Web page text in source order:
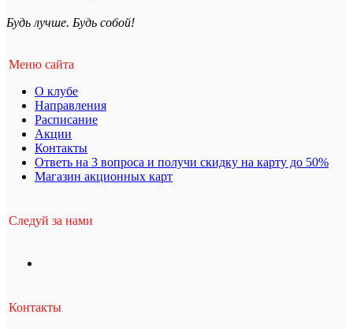
Будь лучше. Будь собой!
Меню сайта
О клубе
Направления
Расписание
Акции
Контакты
Ответь на 3 вопроса и получи скидку на карту до 50%
Магазин акционных карт
Следуй за нами
Контакты